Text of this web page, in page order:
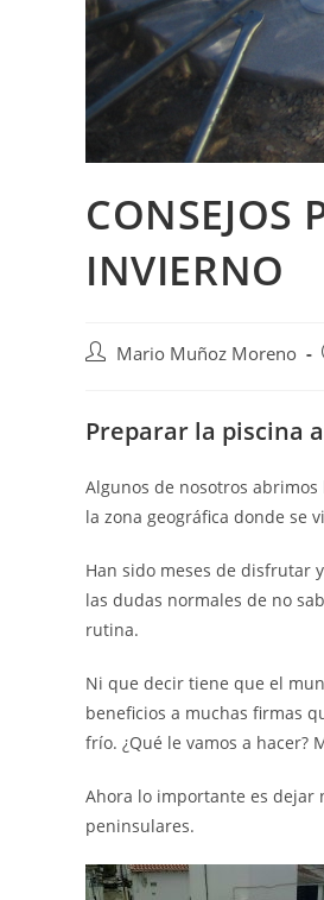
CONSEJOS
INVIERNO
Mario Muñoz Moreno
Preparar la piscina
Algunos de nosotros
la zona geográfica donde se
Han sido meses de disfrutar
las dudas normales de no
rutina.
Ni que decir tiene que el
beneficios a muchas firmas
frío. ¿Qué le vamos a hacer?
Ahora lo importante es dejar
peninsulares.